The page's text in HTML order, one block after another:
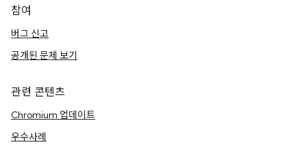
참여
버그 신고
공개된 문제 보기
관련 콘텐츠
Chromium 업데이트
우수사례